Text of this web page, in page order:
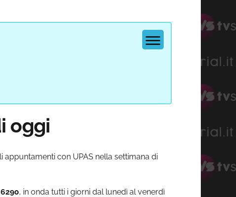
oggi
appuntamenti con UPAS nella settimana di
6290, in onda tutti i giorni dal lunedì al venerdì